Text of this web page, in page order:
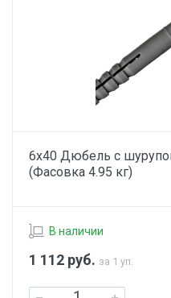
6х40 Дюбель с
(Фасовка 4.95 кг)
В наличии
1 112 руб. за 1 уп.